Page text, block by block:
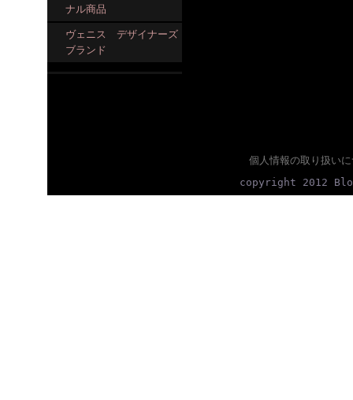
ナル商品
ヴェニス デザイナーズ
ブランド
個人情報の取り扱い
copyright 2012